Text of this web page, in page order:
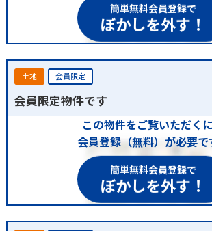
簡単無料会員登録で
ぼかしを外す！
土地 会員限定
会員限定物件です
この物件をご覧いただく
会員登録（無料）が必要で
簡単無料会員登録で
ぼかしを外す！